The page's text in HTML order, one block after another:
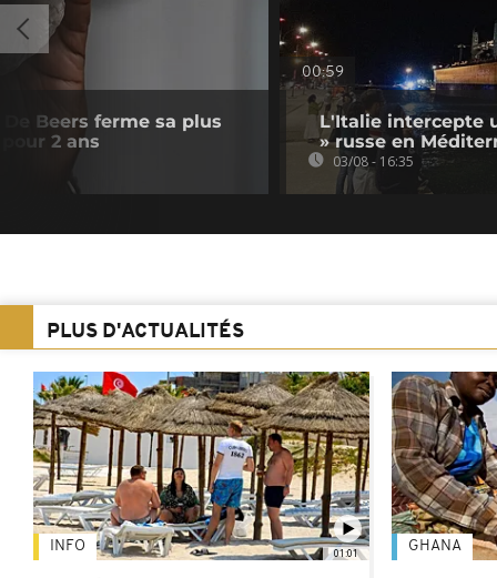
Beers ferme sa plus
2 ans
00:59
L'Italie intercepte
» russe en
03/08 - 16:35
PLUS D'ACTUALITÉS
01:01
INFO GHANA